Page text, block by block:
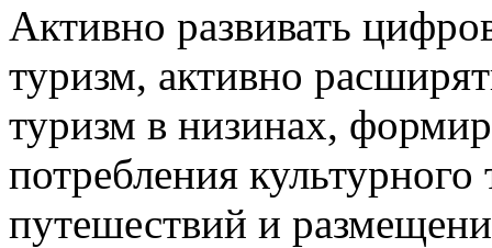
Активно развивать
туризм, активно
туризм в низинах,
потребления
путешествий и